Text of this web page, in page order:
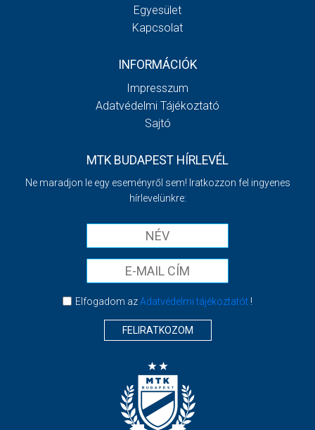
Egyesület
Kapcsolat
INFORMÁCIÓK
Impresszum
Adatvédelmi Tájékoztató
Sajtó
MTK BUDAPEST HÍRLEVÉL
Ne maradjon le egy eseményről sem! Iratkozzon fel ingyenes
hírlevelünkre:
Elfogadom azAdatvédelmi tájékoztatót!
FELIRATKOZOM